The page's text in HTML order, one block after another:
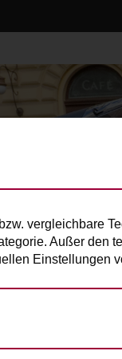
vergleichbare
Außer den
Einstellungen